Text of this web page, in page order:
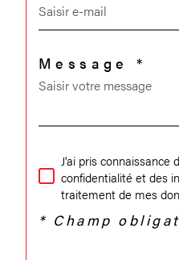
Message *
J'ai pris connaissance
confidentialité et des
traitement de mes
* Champ